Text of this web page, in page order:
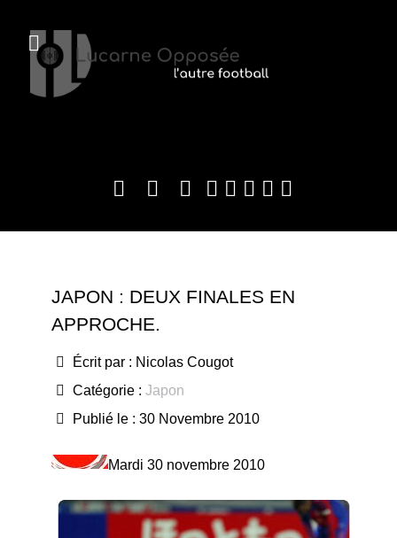
JAPON : DEUX FINALES EN
APPROCHE.
Écrit par : Nicolas Cougot
Catégorie : Japon
Publié le : 30 Novembre 2010
Mardi 30 novembre 2010